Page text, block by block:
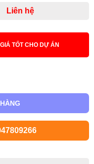
Liên hệ
GIÁ TỐT CHO DỰ ÁN